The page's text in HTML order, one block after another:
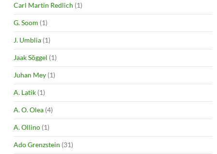
Carl Martin Redlich (1)
G. Soom (1)
J. Umblia (1)
Jaak Sõggel (1)
Juhan Mey (1)
A. Latik (1)
A. O. Olea (4)
A. Ollino (1)
Ado Grenzstein (31)